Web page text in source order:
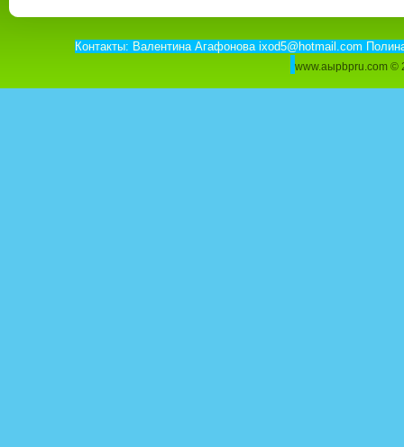
Контакты: Валентина Агафонова ixod5@hotmail.com
www.aыpbpru.com ©